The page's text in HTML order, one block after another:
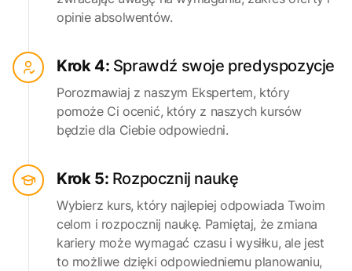
opinie absolwentów.
Krok 4: Sprawdź swoje predyspozycje
Porozmawiaj z naszym Ekspertem, który
pomoże Ci ocenić, który z naszych kursów
będzie dla Ciebie odpowiedni.
Krok 5: Rozpocznij naukę
Wybierz kurs, który najlepiej odpowiada Twoim
celom i rozpocznij naukę. Pamiętaj, że zmiana
kariery może wymagać czasu i wysiłku, ale jest
to możliwe dzięki odpowiedniemu planowaniu,